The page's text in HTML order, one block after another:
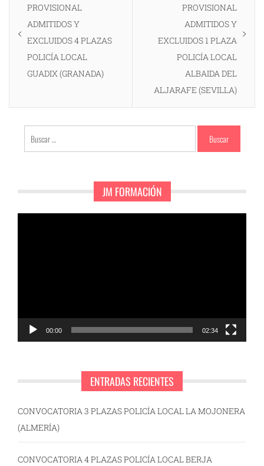
entradas
anterior:
PROVISIONAL
ADMITIDOS Y
EXCLUIDOS 4 PLAZAS
POLICÍA LOCAL
GUADIX (GRANADA)
siguiente:
PROVISIONAL
ADMITIDOS Y
EXCLUIDOS 1 PLAZA
POLICÍA LOCAL
ALBAIDA DEL
ALJARAFE (SEVILLA)
Buscar:
JM FORMACIÓN
00:00 02:34
ENTRADAS RECIENTES
CONVOCATORIA 3 PLAZAS POLICÍA LOCAL LA MOJONERA
(ALMERÍA)
CONVOCATORIA 4 PLAZAS POLICÍA LOCAL BERJA